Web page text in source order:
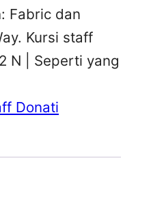
Fabric dan
Kursi staff
N | Seperti yang
Donati